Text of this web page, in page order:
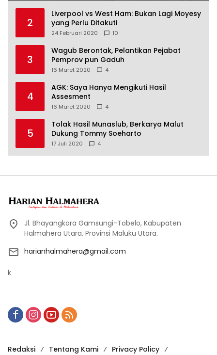
2
Liverpool vs West Ham: Bukan Lagi Moyesy
yang Perlu Ditakuti
24 Februari 2020 10
3
Wagub Berontak, Pelantikan Pejabat
Pemprov pun Gaduh
16 Maret 2020 4
4
AGK: Saya Hanya Mengikuti Hasil
Assesment
16 Maret 2020 4
5
Tolak Hasil Munaslub, Berkarya Malut
Dukung Tommy Soeharto
17 Juli 2020 4
Jl. Bhayangkara Gamsungi-Tobelo, Kabupaten
Halmahera Utara. Provinsi Maluku Utara.
harianhalmahera@gmail.com
k
Redaksi Tentang Kami Privacy Policy